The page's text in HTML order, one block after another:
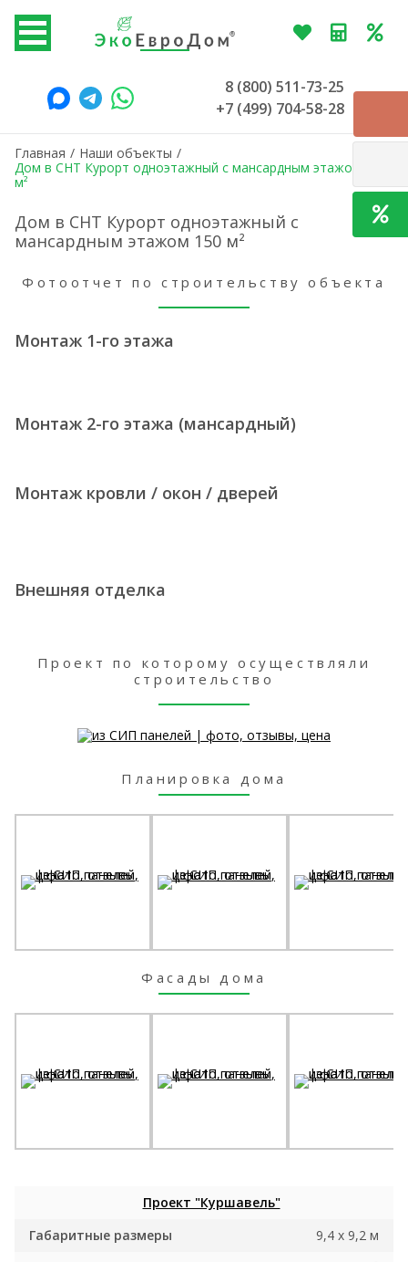
8 (800) 511-73-25
+7 (499) 704-58-28
Главная / Наши объекты /
Дом в СНТ Курорт одноэтажный с мансардным этажом 150
м²
Дом в СНТ Курорт одноэтажный с
мансардным этажом 150 м²
Фотоотчет по строительству объекта
Монтаж 1-го этажа
Монтаж 2-го этажа (мансардный)
Монтаж кровли / окон / дверей
Внешняя отделка
Проект по которому осуществляли
строительство
Планировка дома
Фасады дома
Проект "Куршавель"
Габаритные размеры
9,4 х 9,2 м